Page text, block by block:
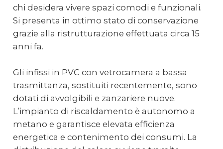
chi desidera vivere spazi comodi e funzionali.
Si presenta in ottimo stato di conservazione
grazie alla ristrutturazione effettuata circa 15
anni fa.
Gli infissi in PVC con vetrocamera a bassa
trasmittanza, sostituiti recentemente, sono
dotati di avvolgibili e zanzariere nuove.
L’impianto di riscaldamento è autonomo a
metano e garantisce elevata efficienza
energetica e contenimento dei consumi. La